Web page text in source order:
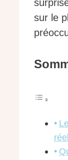
sur le